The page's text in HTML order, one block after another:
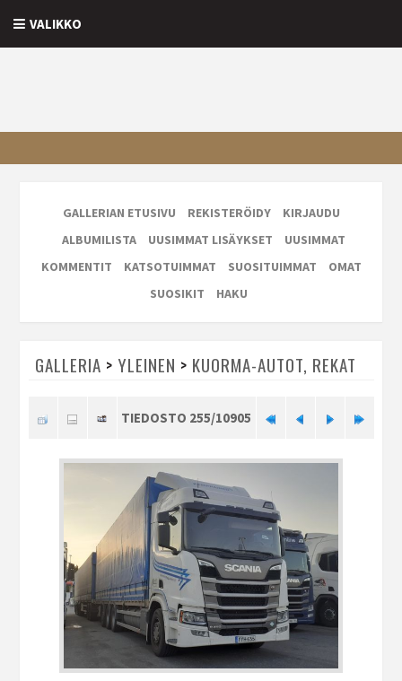
VALIKKO
GALLERIAN ETUSIVU REKISTERÖIDY
KIRJAUDU
ALBUMILISTA
UUSIMMAT LISÄYKSET
UUSIMMAT
KOMMENTIT
KATSOTUIMMAT SUOSITUIMMAT
OMAT
SUOSIKIT
HAKU
GALLERIA > YLEINEN > KUORMA-AUTOT, REKAT
TIEDOSTO 255/10905